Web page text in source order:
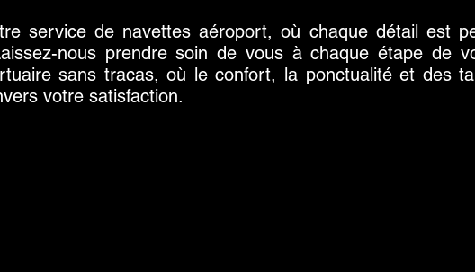
service de navettes aéroport, où chaque détail est
nous prendre soin de vous à chaque étape de
sans tracas, où le confort, la ponctualité et des
votre satisfaction.